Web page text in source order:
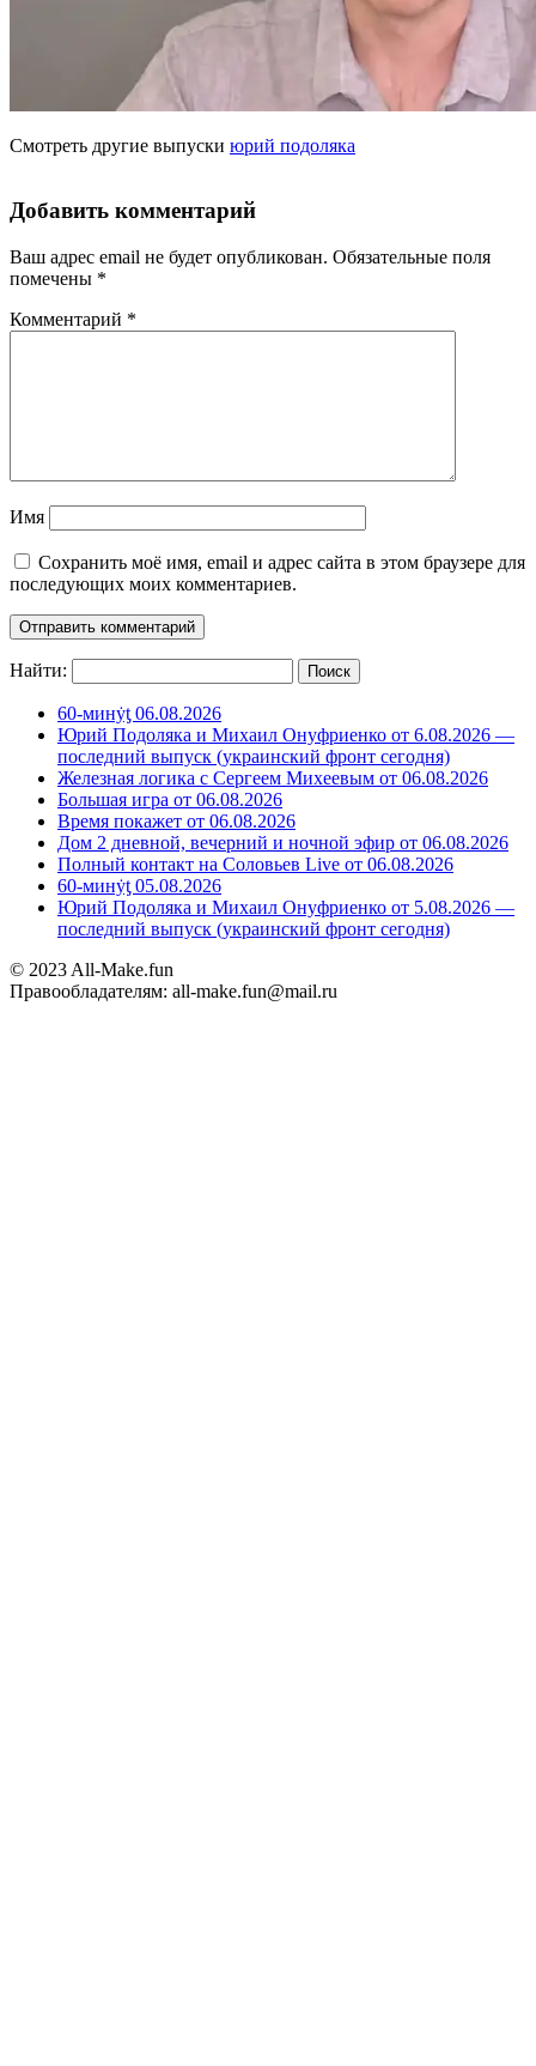
Смотреть другие выпуски юрий подоляка
Добавить комментарий
Ваш адрес email не будет опубликован. Обязательные поля
помечены *
Комментарий *
Имя
Сохранить моё имя, email и адрес сайта в этом браузере для
последующих моих комментариев.
Найти:
60-минẏƫ 06.08.2026
Юрий Подоляка и Михаил Онуфриенко от 6.08.2026 —
последний выпуск (украинский фронт сегодня)
Железная логика с Сергеем Михеевым от 06.08.2026
Большая игра от 06.08.2026
Время покажет от 06.08.2026
Дом 2 дневной, вечерний и ночной эфир от 06.08.2026
Полный контакт на Соловьев Live от 06.08.2026
60-минẏƫ 05.08.2026
Юрий Подоляка и Михаил Онуфриенко от 5.08.2026 —
последний выпуск (украинский фронт сегодня)
© 2023 All-Make.fun
Правообладателям: all-make.fun@mail.ru